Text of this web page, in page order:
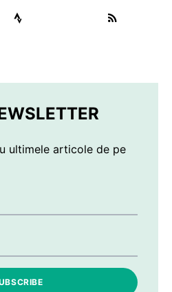
ultimele articole de pe